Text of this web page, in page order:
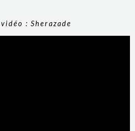
: Sherazade